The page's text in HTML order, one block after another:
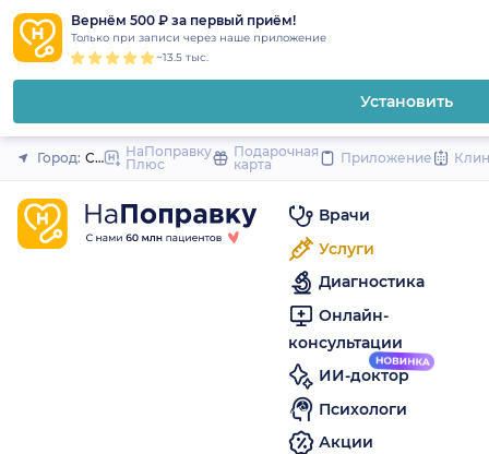
Вернём 500 ₽ за первый приём!
Только при записи через наше приложение
~13.5 тыс.
Установить
Закрыть
Город: Санкт-Петербург
НаПоправку
Плюс
Подарочная
карта
Приложение
Врачи
Услуги
Диагностика
Онлайн-
консультации
ИИ-доктор
Психологи
Акции